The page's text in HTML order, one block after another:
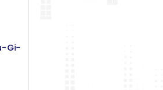
Gi-